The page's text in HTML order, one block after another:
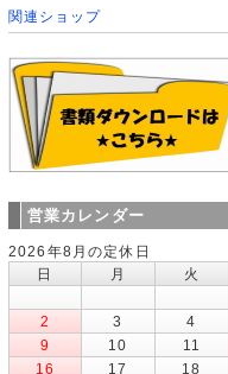
関連ショップ
営業カレンダー
2026年8月の定休日
日
月 火
2
3 4
9
10 11
16
17 18